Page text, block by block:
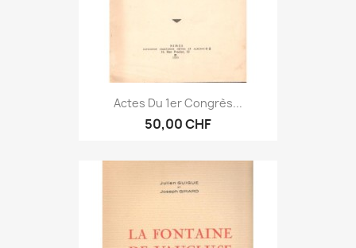
Actes Du 1er Congrès...
50,00 CHF